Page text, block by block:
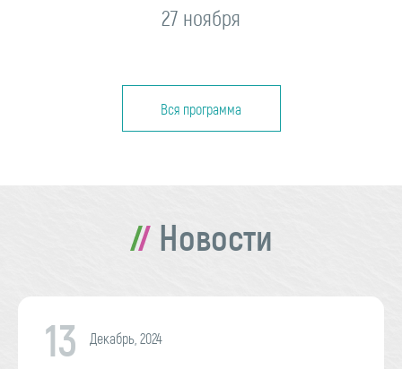
27 ноября
Вся программа
Новости
13 Декабрь, 2024